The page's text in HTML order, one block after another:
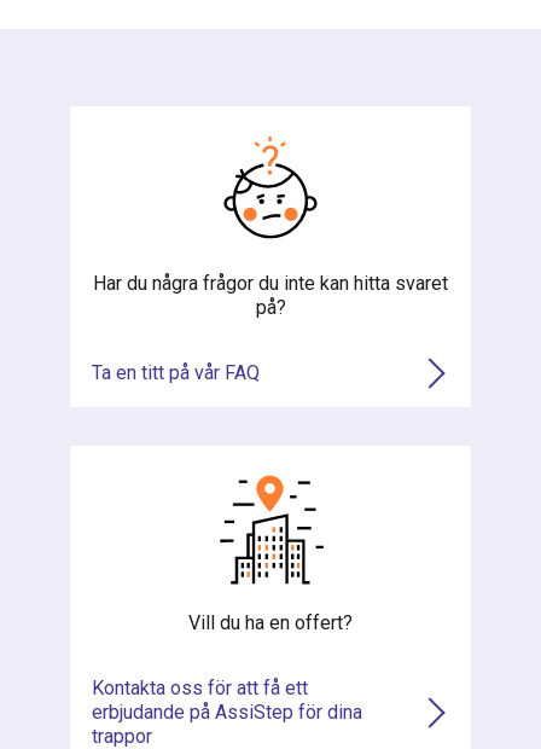
Har du några frågor du inte kan hitta svaret
på?
Ta en titt på vår FAQ
Vill du ha en offert?
Kontakta oss för att få ett
erbjudande på AssiStep för dina
trappor